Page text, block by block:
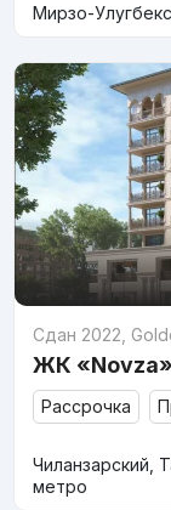
Мирзо-
Сдан 2022
ЖК «Novza»
Рассрочка
Чиланзарский,
метро